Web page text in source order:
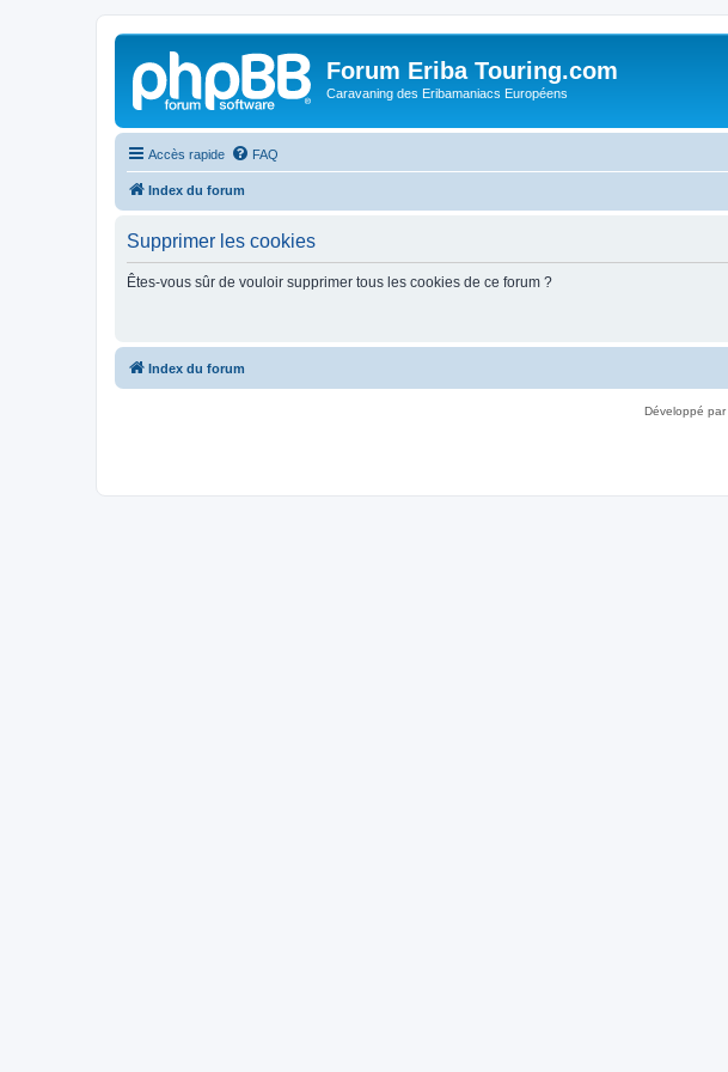
Forum Eriba Touring.com
Caravaning des Eribamaniacs Européens
Accès rapide FAQ
Index du forum
Supprimer les cookies
Êtes-vous sûr de vouloir supprimer tous les cookies de ce forum ?
Index du forum
Développé par